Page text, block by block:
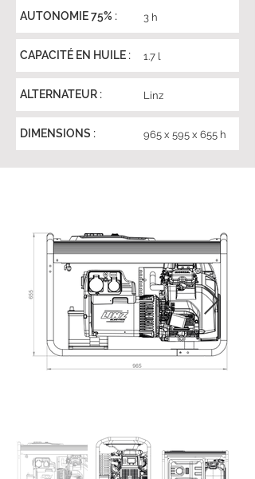
AUTONOMIE 75% : 3 h
CAPACITÉ EN HUILE : 1.7 l
ALTERNATEUR : Linz
DIMENSIONS : 965 x 595 x 655 h